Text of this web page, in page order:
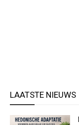
LAATSTE NIEUWS